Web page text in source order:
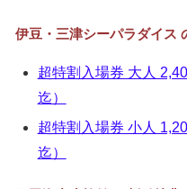
伊豆・三津シーパラダイス
超特割入場券 大人
迄）
超特割入場券 小人
迄）